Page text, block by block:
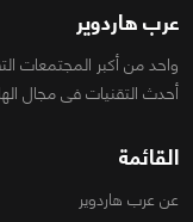
عرب هاردوير
واحد من أكبر المجتمعات
أحدث التقنيات فى مجال
القائمة
عن عرب هاردوير